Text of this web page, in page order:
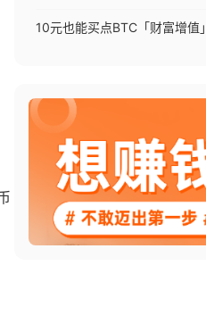
10元也能买点BTC「财富增值」